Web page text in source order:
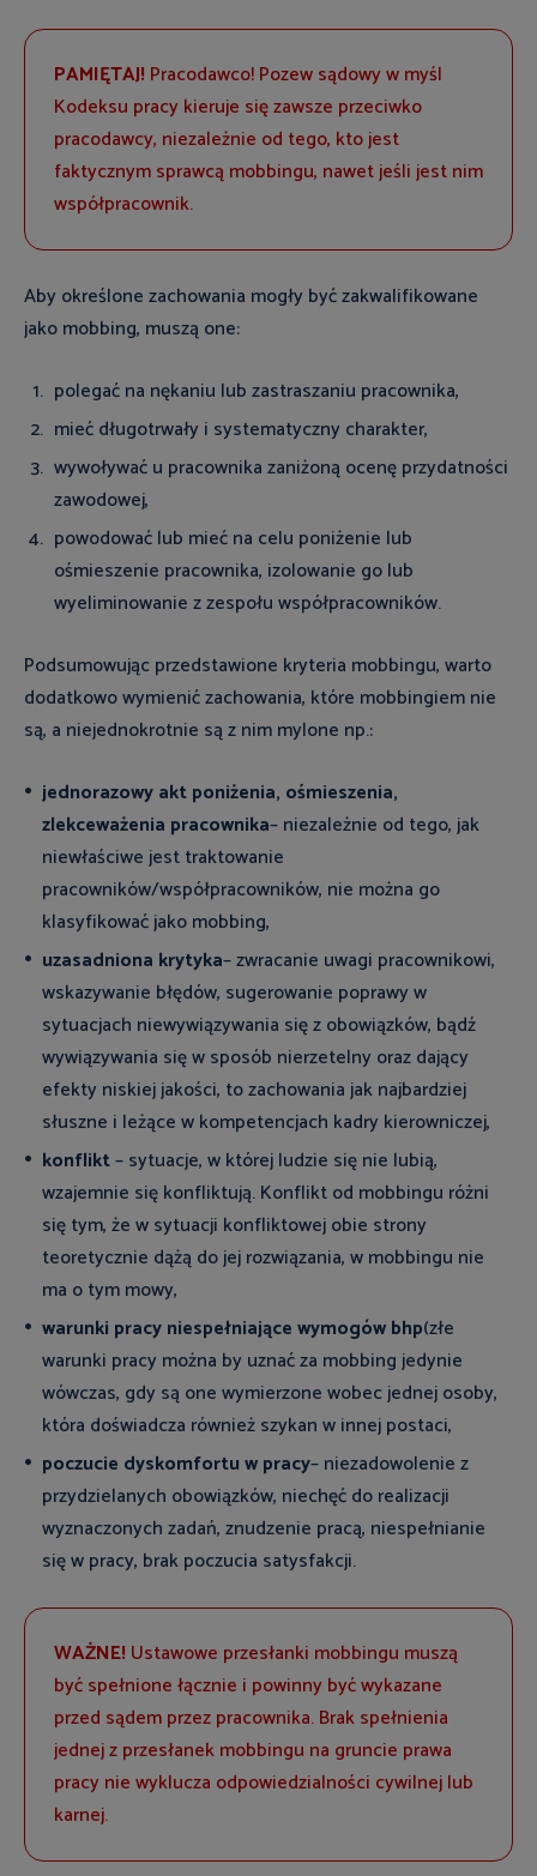
PAMIĘTAJ! Pracodawco! Pozew sądowy w myśl
Kodeksu pracy kieruje się zawsze przeciwko
pracodawcy, niezależnie od tego, kto jest
faktycznym sprawcą mobbingu, nawet jeśli jest nim
współpracownik.
Aby określone zachowania mogły być zakwalifikowane
jako mobbing, muszą one:
polegać na nękaniu lub zastraszaniu pracownika,
mieć długotrwały i systematyczny charakter,
wywoływać u pracownika zaniżoną ocenę przydatności
zawodowej,
powodować lub mieć na ceIu poniżenie lub
ośmieszenie pracownika, izolowanie go lub
wyeliminowanie z zespołu współpracowników.
Podsumowując przedstawione kryteria mobbingu, warto
dodatkowo wymienić zachowania, które mobbingiem nie
są, a niejednokrotnie są z nim mylone np.:
jednorazowy akt poniżenia, ośmieszenia,
zlekceważenia pracownika– niezależnie od tego, jak
niewłaściwe jest traktowanie
pracowników/współpracowników, nie można go
klasyfikować jako mobbing,
uzasadniona krytyka– zwracanie uwagi pracownikowi,
wskazywanie błędów, sugerowanie poprawy w
sytuacjach niewywiązywania się z obowiązków, bądź
wywiązywania się w sposób nierzetelny oraz dający
efekty niskiej jakości, to zachowania jak najbardziej
słuszne i leżące w kompetencjach kadry kierowniczej,
konflikt– sytuacje, w której ludzie się nie lubią,
wzajemnie się konfliktują. Konflikt od mobbingu różni
się tym, że w sytuacji konfliktowej obie strony
teoretycznie dążą do jej rozwiązania, w mobbingu nie
ma o tym mowy,
warunki pracy niespełniające wymogów bhp(złe
warunki pracy można by uznać za mobbing jedynie
wówczas, gdy są one wymierzone wobec jednej osoby,
która doświadcza również szykan w innej postaci,
poczucie dyskomfortu w pracy– niezadowolenie z
przydzielanych obowiązków, niechęć do realizacji
wyznaczonych zadań, znudzenie pracą, niespełnianie
się w pracy, brak poczucia satysfakcji.
WAŻNE! Ustawowe przesłanki mobbingu muszą
być spełnione łącznie i powinny być wykazane
przed sądem przez pracownika. Brak spełnienia
jednej z przesłanek mobbingu na gruncie prawa
pracy nie wyklucza odpowiedzialności cywilnej lub
karnej.